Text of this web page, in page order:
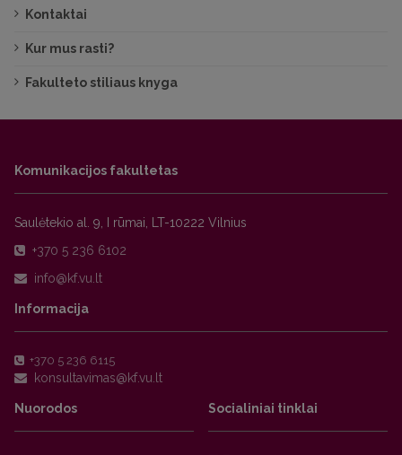
Kontaktai
Kur mus rasti?
Fakulteto stiliaus knyga
Komunikacijos fakultetas
Saulėtekio al. 9, I rūmai, LT-10222 Vilnius
+370 5 236 6102
Informacija
+370 5 236 6115
Nuorodos Socialiniai tinklai